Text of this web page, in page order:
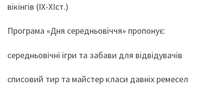
вікінгів (IX-XIст.)
Програма «Дня середньовіччя» пропонує:
середньовічні ігри та забави для відвідувачів
списовий тир та майстер класи давніх ремесел